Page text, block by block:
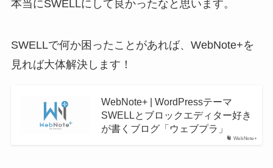
本当にSWELLにして良かったなと思います。
SWELLで何か困ったことがあれば、WebNote+を
見れば大体解決します！
WebNote+
WebNote+ | WordPressテーマ
SWELLとブロックエディター好き
が書くブログ「ウェブプラ」